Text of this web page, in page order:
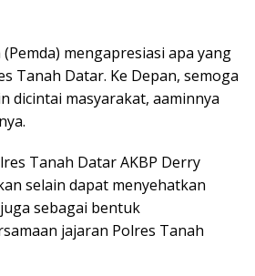
mengapresiasi apa yang
Tanah Datar. Ke Depan, semoga
dicintai masyarakat, aaminnya
Tanah Datar AKBP Derry
selain dapat menyehatkan
sebagai bentuk
jajaran Polres Tanah